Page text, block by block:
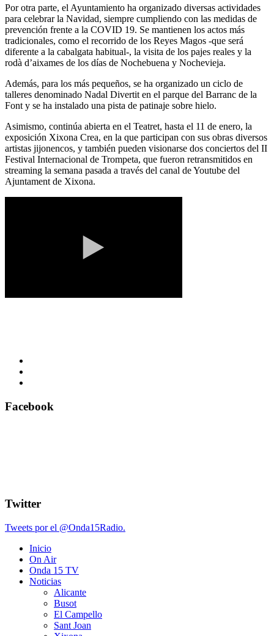
Por otra parte, el Ayuntamiento ha organizado diversas actividades
para celebrar la Navidad, siempre cumpliendo con las medidas de
prevención frente a la COVID 19. Se mantienen los actos más
tradicionales, como el recorrido de los Reyes Magos -que será
diferente a la cabalgata habitual-, la visita de los pajes reales y la
rodà d’aixames de los días de Nochebuena y Nochevieja.
Además, para los más pequeños, se ha organizado un ciclo de
talleres denominado Nadal Divertit en el parque del Barranc de la
Font y se ha instalado una pista de patinaje sobre hielo.
Asimismo, continúa abierta en el Teatret, hasta el 11 de enero, la
exposición Xixona Crea, en la que participan con sus obras diversos
artistas jijonencos, y también pueden visionarse dos conciertos del II
Festival Internacional de Trompeta, que fueron retransmitidos en
streaming la semana pasada a través del canal de Youtube del
Ajuntament de Xixona.
Facebook
Twitter
Tweets por el @Onda15Radio.
Inicio
On Air
Onda 15 TV
Noticias
Alicante
Busot
El Campello
Sant Joan